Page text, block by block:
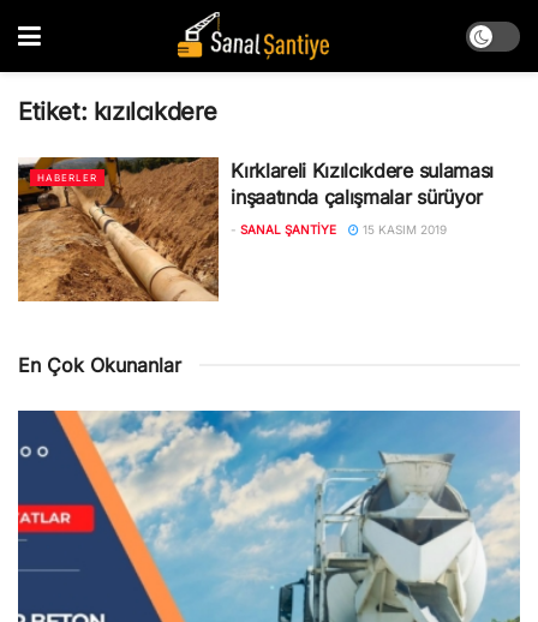
Etiket: kızılcıkdere
HABERLER
Kırklareli Kızılcıkdere sulaması
inşaatında çalışmalar sürüyor
- SANAL ŞANTIYE 15 KASIM 2019
En Çok Okunanlar